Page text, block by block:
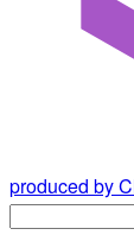
produced by